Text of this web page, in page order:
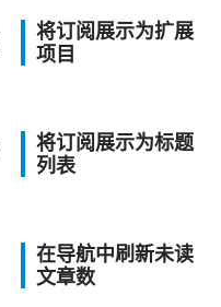
将订阅展示为扩展
项目
将订阅展示为标题
列表
在导航中刷新未读
文章数